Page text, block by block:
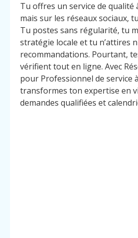
Tu offres un service de qualité
mais sur les réseaux sociaux,
Tu postes sans régularité, tu
stratégie locale et tu n’attires
recommandations. Pourtant,
vérifient tout en ligne. Avec
pour Professionnel de service
transformes ton expertise en
demandes qualifiées et